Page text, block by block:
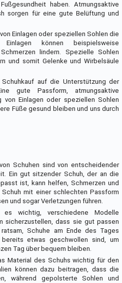
haben. Atmungsaktive
sorgen für eine gute Belüftung und
Einlagen oder speziellen Sohlen die
Einlagen können beispielsweise
lindern. Spezielle Sohlen
und somit Gelenke und Wirbelsäule
auf die Unterstützung der
gute Passform, atmungsaktive
von Einlagen oder speziellen Sohlen
Füße gesund bleiben und uns durch
Schuhen sind von entscheidender
Ein gut sitzender Schuh, der an die
ist, kann helfen, Schmerzen und
mit einer schlechten Passform
und sogar Verletzungen führen.
wichtig, verschiedene Modelle
sicherzustellen, dass sie gut passen
Schuhe am Ende des Tages
etwas geschwollen sind, um
Tag über bequem bleiben.
Material des Schuhs wichtig für den
können dazu beitragen, dass die
während gepolsterte Sohlen und